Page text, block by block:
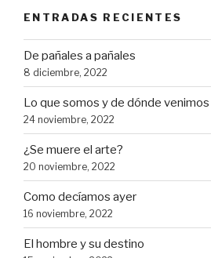
ENTRADAS RECIENTES
De pañales a pañales
8 diciembre, 2022
Lo que somos y de dónde venimos
24 noviembre, 2022
¿Se muere el arte?
20 noviembre, 2022
Como decíamos ayer
16 noviembre, 2022
El hombre y su destino